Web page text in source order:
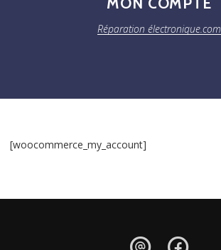
Réparation électronique.com
[woocommerce_my_account]